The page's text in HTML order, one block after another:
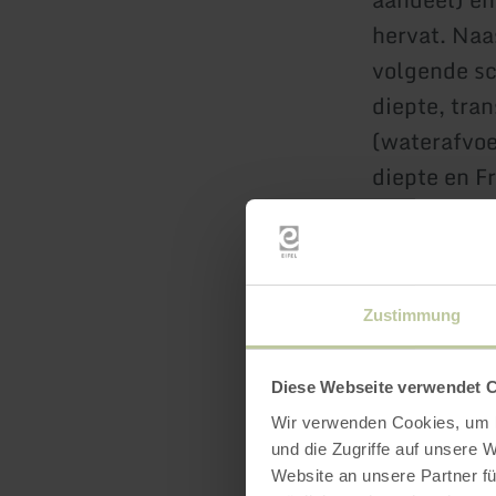
Zustimmung
Diese Webseite verwendet
Wir verwenden Cookies,
und die Zugriffe auf unsere
Website an unsere Partner
hervat.
volgende
diepte,
diepte en
loop der
In 1919